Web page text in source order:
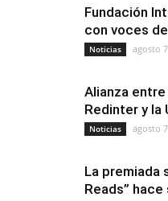
Fundación
con voces
Noticias agosto
Alianza entre
Redinter y la
Noticias agosto
La premiada
Reads”